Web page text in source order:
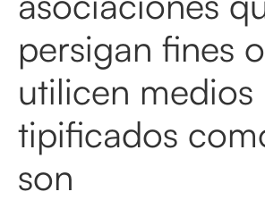
persigan fines o
utilicen medios
tipificados
son